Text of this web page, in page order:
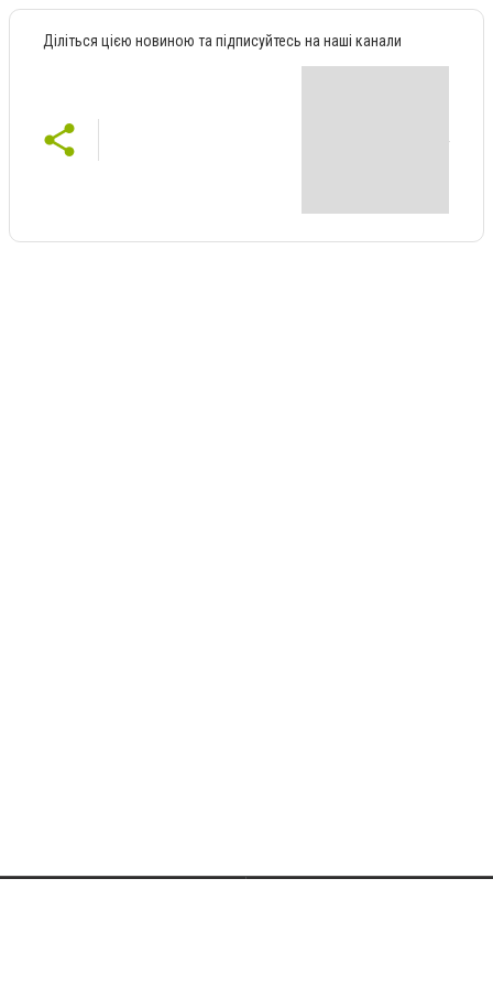
Діліться цією новиною та підписуйтесь на наші канали